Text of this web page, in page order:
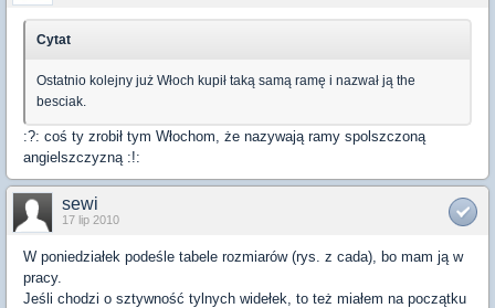
Cytat
Ostatnio kolejny już Włoch kupił taką samą ramę i nazwał ją the
besciak.
:?: coś ty zrobił tym Włochom, że nazywają ramy spolszczoną
angielszczyzną :!:
sewi
17 lip 2010
W poniedziałek podeśle tabele rozmiarów (rys. z cada), bo mam ją w
pracy.
Jeśli chodzi o sztywność tylnych widełek, to też miałem na początku